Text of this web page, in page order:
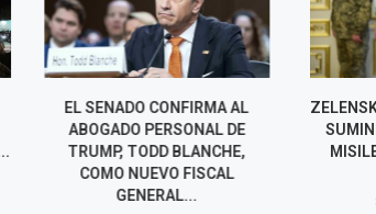
EL SENADO CONFIRMA AL
ABOGADO PERSONAL DE
TRUMP, TODD BLANCHE,
COMO NUEVO FISCAL
GENERAL...
ZELENSKI SE
MISILES
8